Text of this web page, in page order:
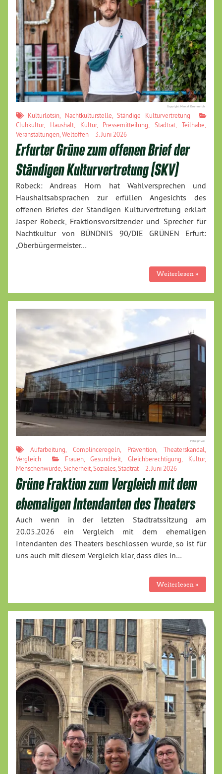
Copyright: Marcel Krummrich
Kulturlotsin Nachtkulturstelle ,Ständige Kulturvertretung
Clubkultur, Haushalt, Kultur, Pressemitteilung ,Stadtrat ,Teilhabe
Veranstaltungen Weltoffen 3. Juni 2026
Erfurter Grüne zum offenen Brief der
Ständigen Kulturvertretung (SKV)
Robeck: Andreas Horn hat Wahlversprechen und
Haushaltsabsprachen zur erfüllen Angesichts des
offenen Briefes der Ständigen Kulturvertretung erklärt
Jasper Robeck, Fraktionsvorsitzender und Sprecher für
Nachtkultur von BÜNDNIS 90/DIE GRÜNEN Erfurt:
„Oberbürgermeister…
Weiterlesen »
Foto: privat
Aufarbeitung Complinceregeln Prävention Theaterskandal
Vergleich
Frauen,Gesundheit ,Gleichberechtigung Kultur,
Menschenwürde Sicherheit Soziales Stadtrat 2. Juni 2026
Grüne Fraktion zum Vergleich mit dem
ehemaligen Intendanten des Theaters
Auch wenn in der letzten Stadtratssitzung am
20.05.2026 ein Vergleich mit dem ehemaligen
Intendanten des Theaters beschlossen wurde, so ist für
uns auch mit diesem Vergleich klar, dass dies in…
Weiterlesen »